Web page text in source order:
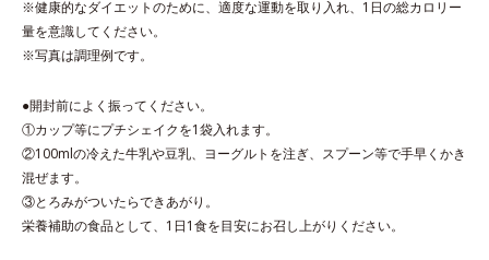
※健康的なダイエットのために、適度な運動を取り入れ、1日の総カロリー
量を意識してください。
※写真は調理例です。
●開封前によく振ってください。
①カップ等にプチシェイクを1袋入れます。
②100mlの冷えた牛乳や豆乳、ヨーグルトを注ぎ、スプーン等で手早くかき
混ぜます。
③とろみがついたらできあがり。
栄養補助の食品として、1日1食を目安にお召し上がりください。